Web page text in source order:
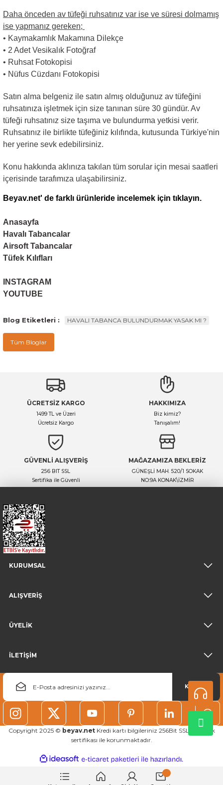
Daha önceden av tüfeği ruhsatınız var ise ve süresi dolmamış
ise yapmanız gereken;
• Kaymakamlık Makamına Dilekçe
• 2 Adet Vesikalık Fotoğraf
• Ruhsat Fotokopisi
• Nüfus Cüzdanı Fotokopisi
Satın alma belgeniz ile satın almış olduğunuz av tüfeğini
ruhsatınıza işletmek için size tanınan süre 30 gündür. Av
tüfeği ruhsatınız size taşıma ve bulundurma yetkisi verir.
Ruhsatınız ile birlikte tüfeğiniz kılıfında, kutusunda Türkiye'nin
her yerine sevk edebilirsiniz.
Konu hakkında aklınıza takılan tüm sorular için mesai saatleri
içerisinde tarafımıza ulaşabilirsiniz.
Beyav.net' de farklı ürünleride incelemek için tıklayın.
Anasayfa
Havalı Tabancalar
Airsoft Tabancalar
Tüfek Kılıfları
INSTAGRAM
YOUTUBE
Blog Etiketleri : HAVALI TABANCA BULUNDURMAK YASAK MI ?
Tüm Bloglar
ÜCRETSİZ KARGO
1499 TL ve Üzeri
Ücretsiz Kargo
HAKKIMIZA
Biz kimiz?
Tanışalım!
GÜVENLİ ALIŞVERİŞ
256 BIT SSL
Sertifika ile Güvenli
MAĞAZAMIZA BEKLERİZ
GÜNEŞLİ MAH. 520/1 SOKAK
NO:9A KONAK\İZMİR
KURUMSAL
ALIŞVERİŞ
ÜYELİK
İLETİŞİM
KAYDOL
Copyright 2025 © beyav.netKredi kartı bilgileriniz 256Bit SSL güvenlik
sertifikası ile korunmaktadır.
ideasoft
e-
paketleri